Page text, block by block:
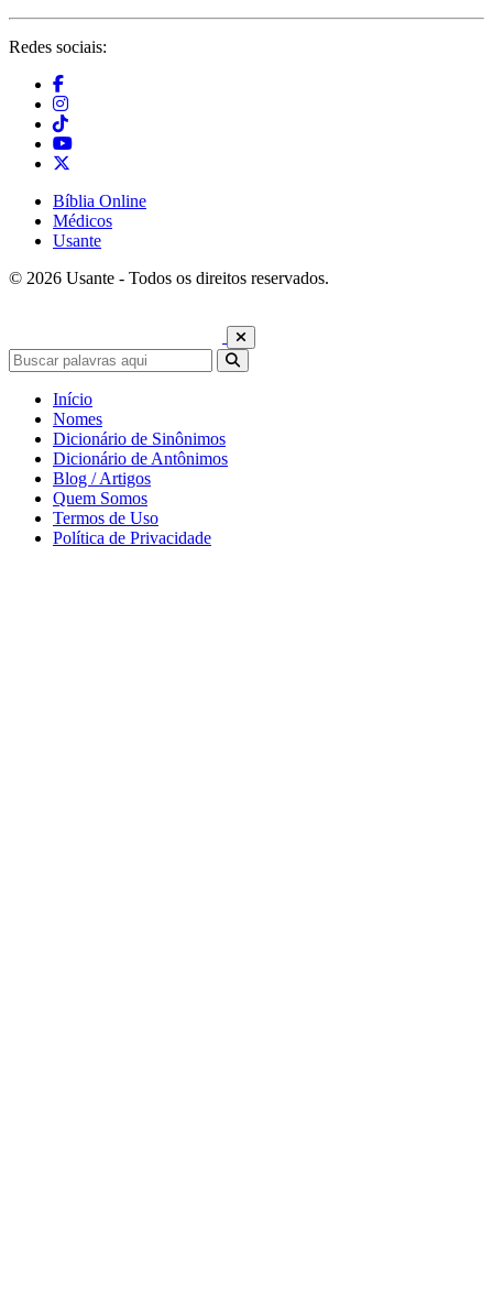
Redes sociais:
Bíblia Online
Médicos
Usante
© 2026 Usante - Todos os direitos reservados.
Início
Nomes
Dicionário de Sinônimos
Dicionário de Antônimos
Blog / Artigos
Quem Somos
Termos de Uso
Política de Privacidade